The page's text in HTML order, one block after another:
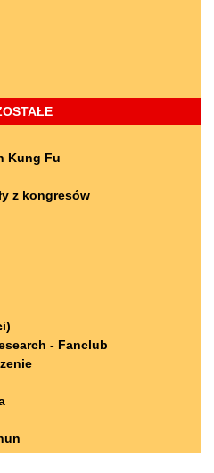
Kung Fu
z kongresów
- Fanclub